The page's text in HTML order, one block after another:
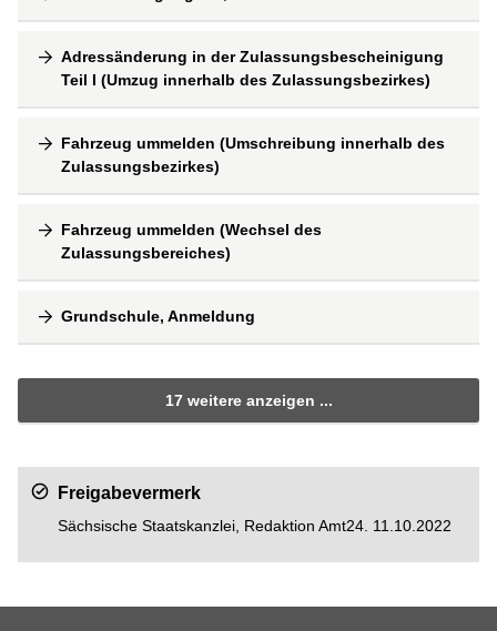
Adressänderung in der Zulassungsbescheinigung
Teil I (Umzug innerhalb des Zulassungsbezirkes)
Fahrzeug ummelden (Umschreibung innerhalb des
Zulassungsbezirkes)
Fahrzeug ummelden (Wechsel des
Zulassungsbereiches)
Grundschule, Anmeldung
17 weitere anzeigen ...
Freigabevermerk
Sächsische Staatskanzlei, Redaktion Amt24. 11.10.2022